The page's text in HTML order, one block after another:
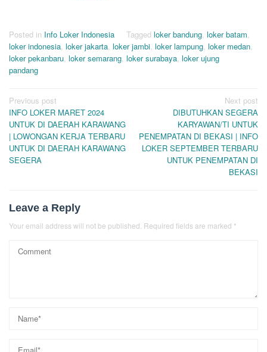
Posted in Info Loker Indonesia Tagged loker bandung, loker batam,
loker indonesia, loker jakarta, loker jambi, loker lampung, loker medan,
loker pekanbaru, loker semarang, loker surabaya, loker ujung
pandang
Post
navigation
Previous post
INFO LOKER MARET 2024
UNTUK DI DAERAH KARAWANG
| LOWONGAN KERJA TERBARU
UNTUK DI DAERAH KARAWANG
SEGERA
Next post
DIBUTUHKAN SEGERA
KARYAWAN/TI UNTUK
PENEMPATAN DI BEKASI | INFO
LOKER SEPTEMBER TERBARU
UNTUK PENEMPATAN DI
BEKASI
Leave a Reply
Your email address will not be published. Required fields are marked *